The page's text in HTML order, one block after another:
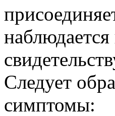
Следует
симптомы: